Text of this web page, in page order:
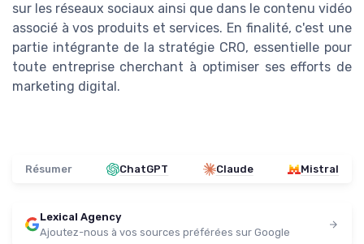
sur les réseaux sociaux ainsi que dans le contenu vidéo
associé à vos produits et services. En finalité, c'est une
partie intégrante de la stratégie CRO, essentielle pour
toute entreprise cherchant à optimiser ses efforts de
marketing digital.
Résumer ChatGPT Claude Mistral
Lexical Agency
Ajoutez-nous à vos sources préférées sur Google